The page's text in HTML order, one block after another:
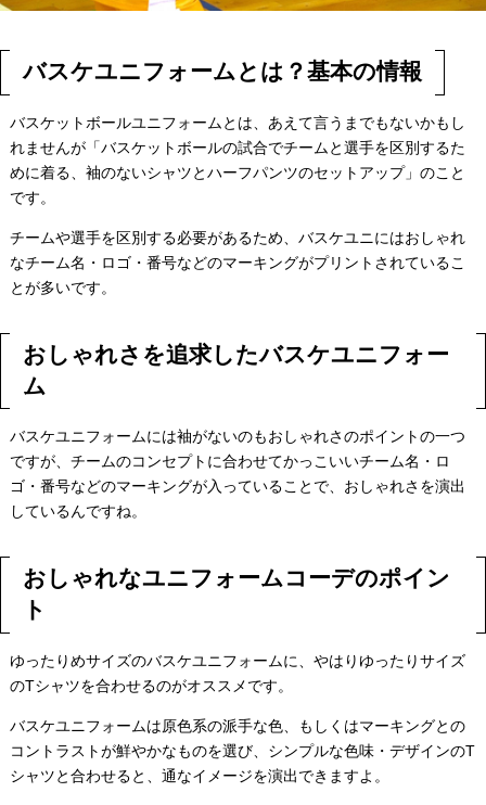
バスケユニフォームとは？基本の情報
バスケットボールユニフォームとは、あえて言うまでもないかもし
れませんが「バスケットボールの試合でチームと選手を区別するた
めに着る、袖のないシャツとハーフパンツのセットアップ」のこと
です。
チームや選手を区別する必要があるため、バスケユニにはおしゃれ
なチーム名・ロゴ・番号などのマーキングがプリントされているこ
とが多いです。
おしゃれさを追求したバスケユニフォー
ム
バスケユニフォームには袖がないのもおしゃれさのポイントの一つ
ですが、チームのコンセプトに合わせてかっこいいチーム名・ロ
ゴ・番号などのマーキングが入っていることで、おしゃれさを演出
しているんですね。
おしゃれなユニフォームコーデのポイン
ト
ゆったりめサイズのバスケユニフォームに、やはりゆったりサイズ
のTシャツを合わせるのがオススメです。
バスケユニフォームは原色系の派手な色、もしくはマーキングとの
コントラストが鮮やかなものを選び、シンプルな色味・デザインのT
シャツと合わせると、通なイメージを演出できますよ。